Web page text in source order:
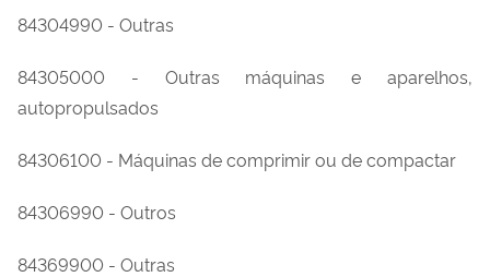
84304990 - Outras
84305000 - Outras máquinas e aparelhos,
autopropulsados
84306100 - Máquinas de comprimir ou de compactar
84306990 - Outros
84369900 - Outras